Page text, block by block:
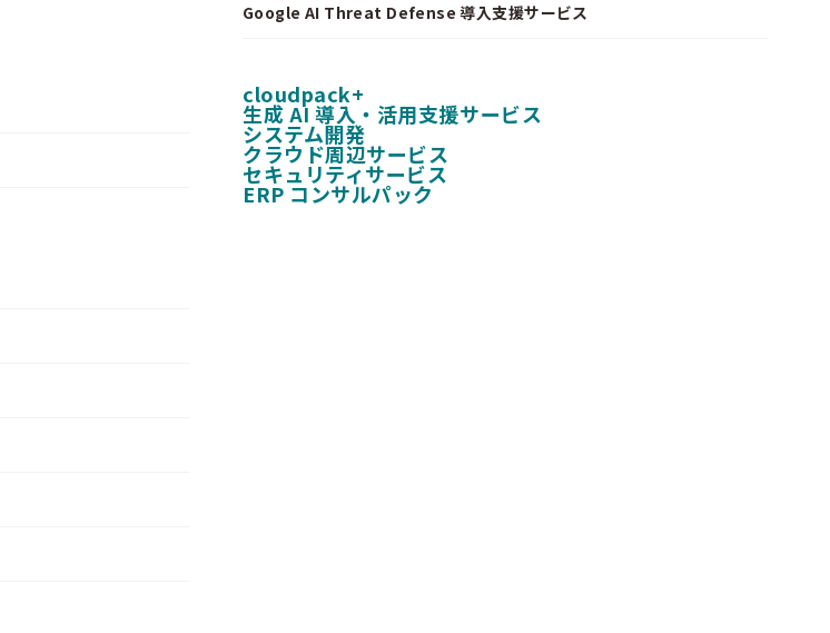
Google AI Threat Defense 導入支援サービス
cloudpack+
生成 AI 導入・活用支援サービス
システム開発
クラウド周辺サービス
セキュリティサービス
ERP コンサルパック